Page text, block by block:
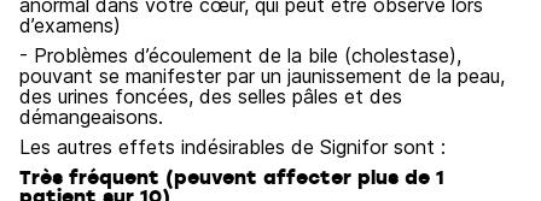
anormal dans votre cœur, qui peut être observé lors
d’examens)
- Problèmes d’écoulement de la bile (cholestase),
pouvant se manifester par un jaunissement de la peau,
des urines foncées, des selles pâles et des
démangeaisons.
Les autres effets indésirables de Signifor sont :
Très fréquent (peuvent affecter plus de 1